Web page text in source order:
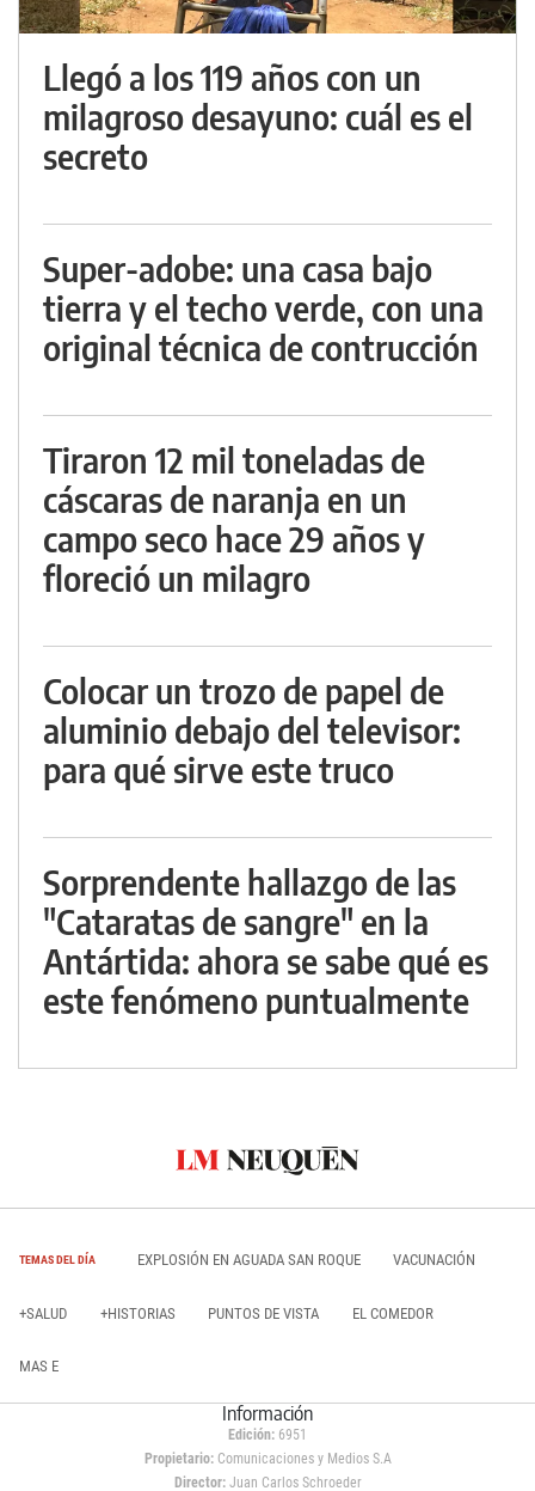
Llegó a los 119 años con un
milagroso desayuno: cuál es el
secreto
Super-adobe: una casa bajo
tierra y el techo verde, con una
original técnica de contrucción
Tiraron 12 mil toneladas de
cáscaras de naranja en un
campo seco hace 29 años y
floreció un milagro
Colocar un trozo de papel de
aluminio debajo del televisor:
para qué sirve este truco
Sorprendente hallazgo de las
"Cataratas de sangre" en la
Antártida: ahora se sabe qué es
este fenómeno puntualmente
TEMAS DEL DÍA EXPLOSIÓN EN AGUADA SAN ROQUE VACUNACIÓN
+SALUD +HISTORIAS PUNTOS DE VISTA EL COMEDOR
MAS E
Información
Edición: 6951
Propietario:Comunicaciones y Medios S.A
Director: Juan Carlos Schroeder